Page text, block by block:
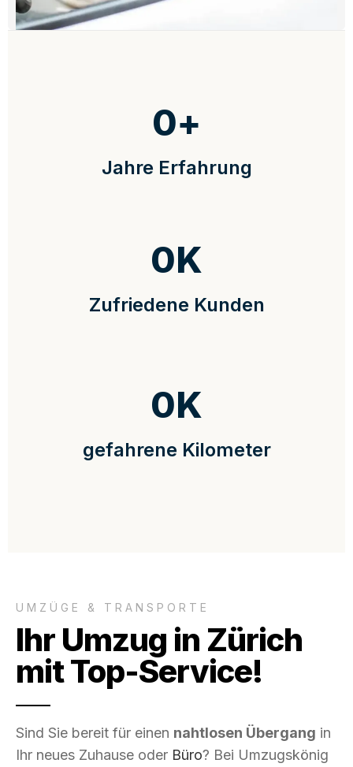
Jahre Erfahrung
0+
Zufriedene Kunden
0K
gefahrene Kilometer
0K
UMZÜGE & TRANSPORTE
Ihr Umzug in Zürich
mit Top-Service!
Sind Sie bereit für einen nahtlosen Übergang in
Ihr neues Zuhause oder Büro? Bei Umzugskönig